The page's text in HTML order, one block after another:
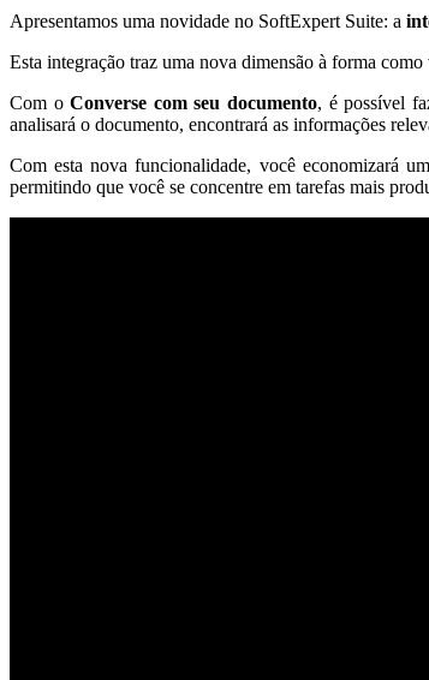
Apresentamos uma novidade no SoftExpert Suite: a
Esta integração traz uma nova dimensão à forma
Com oConverse com seu documento, é possível
analisará o documento, encontrará as informações
Com esta nova funcionalidade, você economizará
permitindo que você se concentre em tarefas mais